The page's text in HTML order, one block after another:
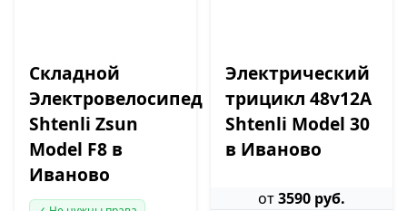
Складной
Электровелосипед
Shtenli Zsun
Model F8 в
Иваново
Электрический
трицикл 48v12A
Shtenli Model 30
в Иваново
от3590 руб.